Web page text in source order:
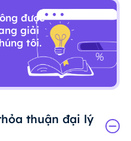
được
giải
tôi.
thuận đại lý